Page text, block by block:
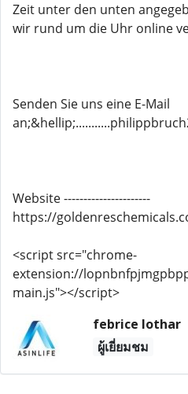
Zeit unter den unten
wir rund um die Uhr online
Senden Sie uns eine E-Mail
Website ----------------------
https://
<script src="chrome-
extension://
main.js"></script>
febrice lothar
ผู้เยี่ยมชม